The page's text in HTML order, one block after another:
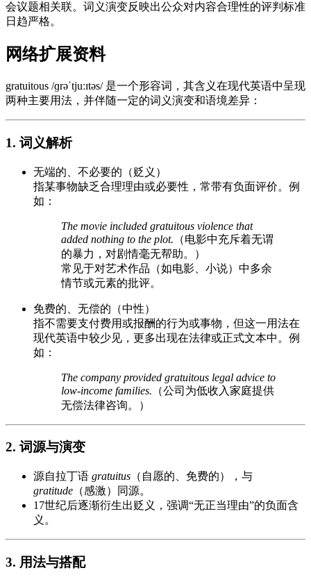
会议题相关联。词义演变反映出公众对内容合理性的评判标准
日趋严格。
网络扩展资料
gratuitous /ɡrəˈtjuːɪtəs/ 是一个形容词，其含义在现代英语中呈现
两种主要用法，并伴随一定的词义演变和语境差异：
1. 词义解析
无端的、不必要的（贬义）
指某事物缺乏合理理由或必要性，常带有负面评价。例
如：
The movie included gratuitous violence that
added nothing to the plot. （电影中充斥着无谓
的暴力，对剧情毫无帮助。）
常见于对艺术作品（如电影、小说）中多余
情节或元素的批评。
免费的、无偿的（中性）
指不需要支付费用或报酬的行为或事物，但这一用法在
现代英语中较少见，更多出现在法律或正式文本中。例
如：
The company provided gratuitous legal advice to
low-income families. （公司为低收入家庭提供
无偿法律咨询。）
2. 词源与演变
源自拉丁语 gratuitus （自愿的、免费的），与
gratitude （感激）同源。
17世纪后逐渐衍生出贬义，强调“无正当理由”的负面含
义。
3. 用法与搭配